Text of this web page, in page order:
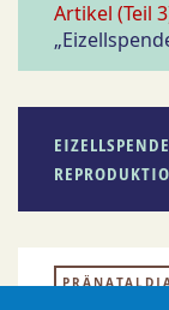
Artikel (Teil
EIZELLSPENDE